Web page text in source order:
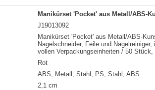
Manikürset 'Pocket' aus Metall/ABS-
J19013092
Manikürset 'Pocket' aus Metall/ABS-
Nagelschneider, Feile und
vollen Verpackungseinheiten / 50
Rot
ABS, Metall, Stahl, PS, Stahl, ABS
2,1 cm